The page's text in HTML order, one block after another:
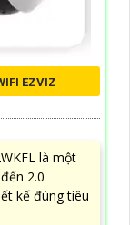
EZVIZ
là một
2.0
kế đúng tiêu